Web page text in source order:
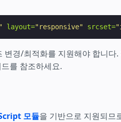
layout="responsive" srcset=
경/최적화를 지원해야 합니다.
를 참조하세요.
모듈을 기반으로 지원되므